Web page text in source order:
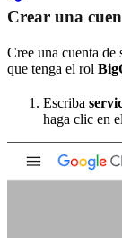
Crear una
Cree una cuenta
que tenga el rol
Escriba
haga clic en